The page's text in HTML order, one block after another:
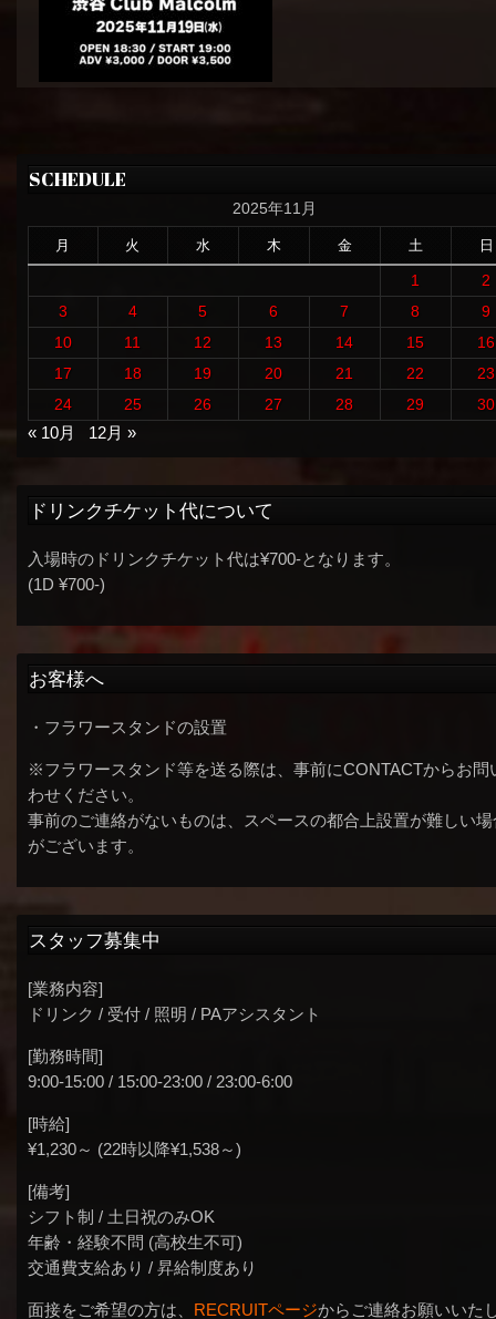
SCHEDULE
2025年11月
月 火 水 木 金 土 日
1
2
3
4 5 6 7 8
9
10
11 12 13 14 15
16
17
18 19 20 21 22
23
24
25 26 27 28 29
30
« 10月
12月 »
ドリンクチケット代について
入場時のドリンクチケット代は¥700-となります。
(1D ¥700-)
お客様へ
・フラワースタンドの設置
※フラワースタンド等を送る際は、事前にCONTACTからお問
わせください。
事前のご連絡がないものは、スペースの都合上設置が難しい場
がございます。
スタッフ募集中
[業務内容]
ドリンク / 受付 / 照明 / PAアシスタント
[勤務時間]
9:00-15:00 / 15:00-23:00 / 23:00-6:00
[時給]
¥1,230～ (22時以降¥1,538～)
[備考]
シフト制 / 土日祝のみOK
年齢・経験不問 (高校生不可)
交通費支給あり / 昇給制度あり
面接をご希望の方は、 RECRUITページからご連絡お願いいた